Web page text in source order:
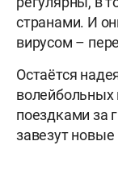
странами. И
вирусом –
Остаётся
волейбольных
поездками за
завезут